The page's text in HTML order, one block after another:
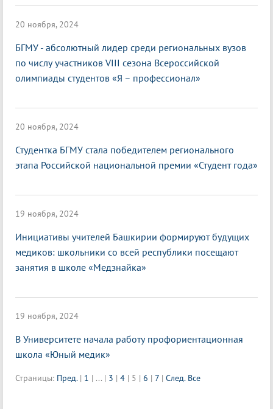
20 ноября, 2024
БГМУ - абсолютный лидер среди региональных вузов
по числу участников VIII сезона Всероссийской
олимпиады студентов «Я – профессионал»
20 ноября, 2024
Студентка БГМУ стала победителем регионального
этапа Российской национальной премии «Студент года»
19 ноября, 2024
Инициативы учителей Башкирии формируют будущих
медиков: школьники со всей республики посещают
занятия в школе «Медзнайка»
19 ноября, 2024
В Университете начала работу профориентационная
школа «Юный медик»
Страницы: Пред. | 1 | ... | 3 | 4 | 5 | 6 | 7 | След. Все